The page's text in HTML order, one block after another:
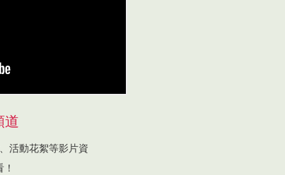
道
活動花絮等影片資